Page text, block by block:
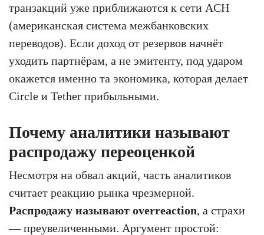
транзакций уже приближаются к сети ACH
(американская система межбанковских
переводов). Если доход от резервов начнёт
уходить партнёрам, а не эмитенту, под ударом
окажется именно та экономика, которая делает
Circle и Tether прибыльными.
Почему аналитики называют
распродажу переоценкой
Несмотря на обвал акций, часть аналитиков
считает реакцию рынка чрезмерной.
Распродажу называют overreaction, а страхи
— преувеличенными. Аргумент простой: